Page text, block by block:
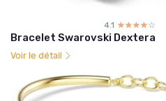
4.1 ☆☆☆☆☆
★★★★★
Bracelet Swarovski Dextera
Voir le détail